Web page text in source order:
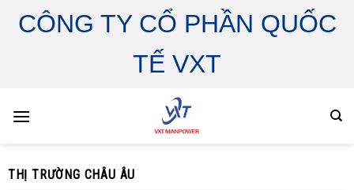
CÔNG TY CỔ PHẦN QUỐC
TẾ VXT
THỊ TRƯỜNG CHÂU ÂU